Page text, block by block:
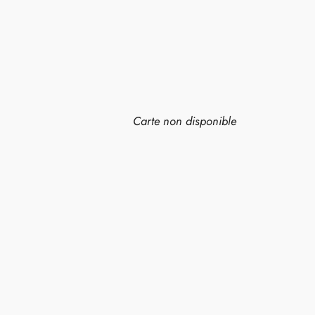
Carte non disponible